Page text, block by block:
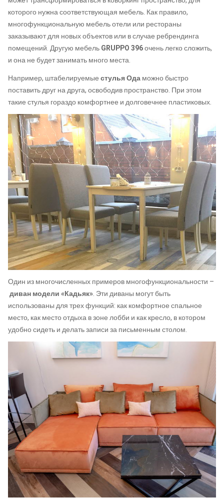
которого нужна соответствующая мебель. Как правило,
многофункциональную мебель отели или рестораны
заказывают для новых объектов или в случае ребрендинга
помещений. Другую мебельGRUPPO 396очень легко сложить,
и она не будет занимать много места.
Например, штабелируемыестулья Одаможно быстро
поставить друг на друга, освободив пространство. При этом
такие стулья гораздо комфортнее и долговечнее пластиковых.
Один из многочисленных примеров многофункциональности –
диван модели «Кадьяк». Эти диваны могут быть
использованы для трех функций: как комфортное спальное
место, как место отдыха в зоне лобби и как кресло, в котором
удобно сидеть и делать записи за письменным столом.